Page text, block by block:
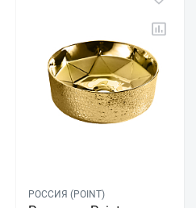
РОССИЯ (POINT)